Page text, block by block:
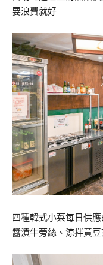
要浪費就好
四種韓式小菜每日供
醬漬牛蒡絲、涼拌黃